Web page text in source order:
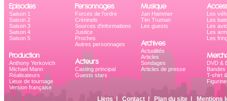
Episodes
Saison 1
Saison 2
Saison 3
Saison 4
Saison 5
Production
Anthony Yerkovich
Michael Mann
Réalisateurs
Lieux de tournage
Version française
Personnages
Forces de l'ordre
Criminels
Sources d'informations
Justice
Proches
Autres personnages
Acteurs
Casting principal
Guests stars
Musique
Jan Hammer
Tim Truman
Les guests
Archives
Actualités
Articles
Sondages
Articles de presse
Les
Les
Les
Les
Les
DVD &
Bandes
T-shirt
Liens | Contact| Plan du site| Mentions